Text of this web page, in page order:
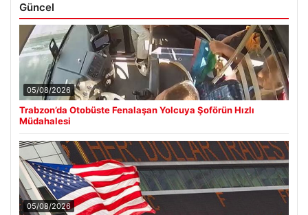
Güncel
05/08/2026
Trabzon’da Otobüste Fenalaşan Yolcuya Şoförün Hızlı
Müdahalesi
05/08/2026